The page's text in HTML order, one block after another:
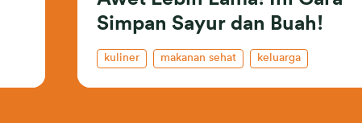
Simpan Sayur dan Buah!
kuliner makanan sehat keluarga